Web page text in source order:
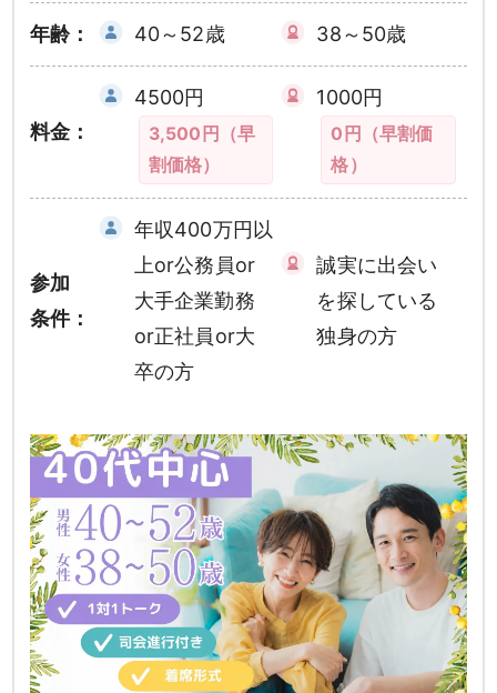
年齢： 40～52歳 38～50歳
料金：
4500円
3,500円（早
割価格）
1000円
0円（早割価
格）
参加
条件：
年収400万円以
上or公務員or
大手企業勤務
or正社員or大
卒の方
誠実に出会い
を探している
独身の方